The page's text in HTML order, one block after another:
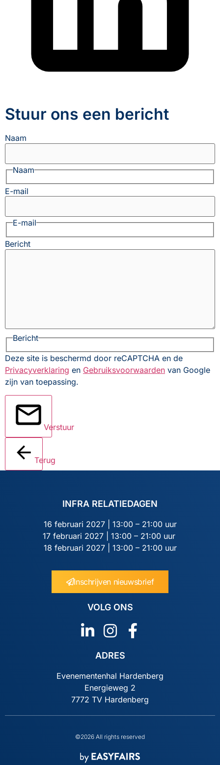
Stuur ons een bericht
Naam
Naam
E-mail
E-mail
Bericht
Bericht
Deze site is beschermd door reCAPTCHA en de
Privacyverklaring en Gebruiksvoorwaarden van Google
zijn van toepassing.
Verstuur
Terug
INFRA RELATIEDAGEN
16 februari 2027 | 13:00 – 21:00 uur
17 februari 2027 | 13:00 – 21:00 uur
18 februari 2027 | 13:00 – 21:00 uur
Inschrijven nieuwsbrief
VOLG ONS
ADRES
Evenementenhal Hardenberg
Energieweg 2
7772 TV Hardenberg
©2026 All rights reserved